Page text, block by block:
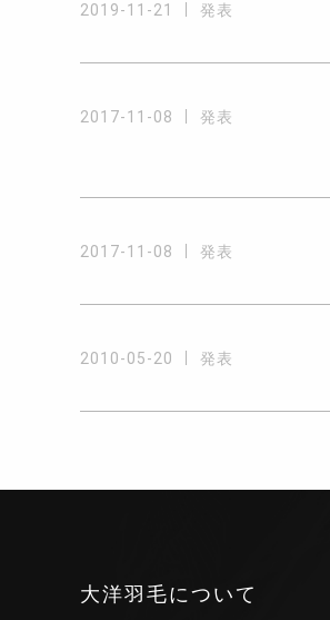
2019-11-21 発表
2017-11-08 発表
2017-11-08 発表
2010-05-20 発表
大洋羽毛について